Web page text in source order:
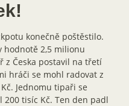
konečně poštěstilo.
hodnotě 2,5 milionu
z Česka postavil na třetí
hráči se mohl radovat z
Jednomu tipaři se
200 tisíc Kč. Ten den padl